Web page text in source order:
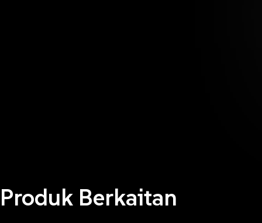
Produk Berkaitan